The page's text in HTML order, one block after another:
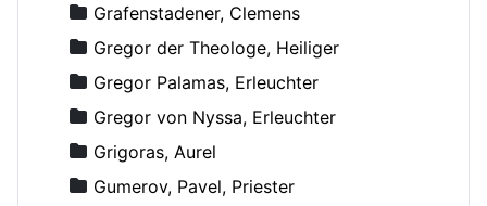
Grafenstadener, Clemens
Gregor der Theologe, Heiliger
Gregor Palamas, Erleuchter
Gregor von Nyssa, Erleuchter
Grigoras, Aurel
Gumerov, Pavel, Priester